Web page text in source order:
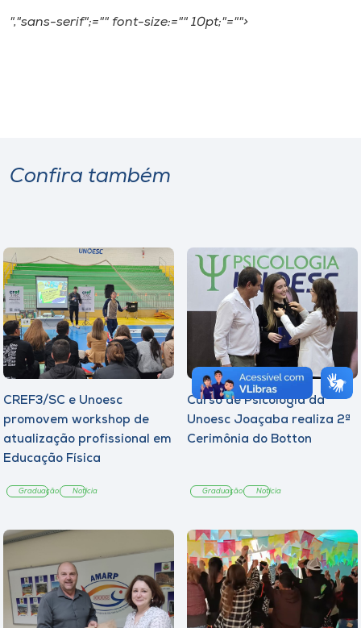
","sans-serif";="" font-size:="" 10pt;"="">
Confira também
CREF3/SC e Unoesc
promovem workshop de
atualização profissional em
Educação Física
Graduação Notícia
Curso de Psicologia da
Unoesc Joaçaba realiza 2ª
Cerimônia do Botton
Graduação Notícia